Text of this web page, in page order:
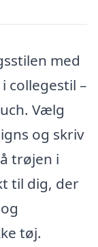
med
collegestil –
Vælg
og skriv
trøjen i
til dig, der
tøj.